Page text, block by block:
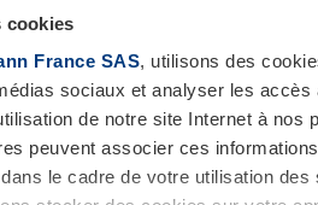
cookies
France SAS, utilisons des
sociaux et analyser les
de notre site Internet à
peuvent associer ces
le cadre de votre utilisation des